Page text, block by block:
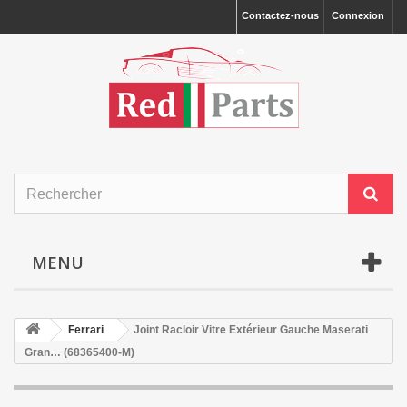
Connexion
Contactez-nous
MENU
Ferrari
Joint Racloir Vitre Extérieur Gauche Maserati
Gran… (68365400-M)